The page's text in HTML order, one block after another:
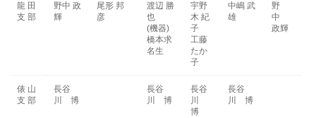
龍 田
支 部
野中 政
輝
尾形 邦
彦
渡辺 勝
也
(機器)
橋本求
名生
宇野
木 紀
子
工藤
たか
子
中嶋 武
雄
野
中
政輝
俵 山
支 部
長谷
川 博
長谷
川 博
長谷
川
博
長谷
川 博